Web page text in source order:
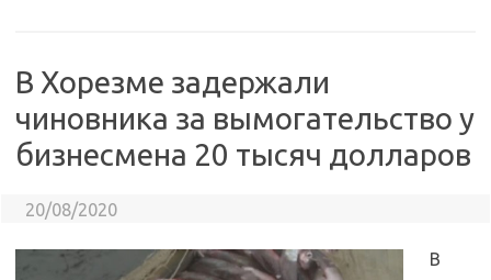
В Хорезме задержали
чиновника за вымогательство у
бизнесмена 20 тысяч долларов
20/08/2020
В